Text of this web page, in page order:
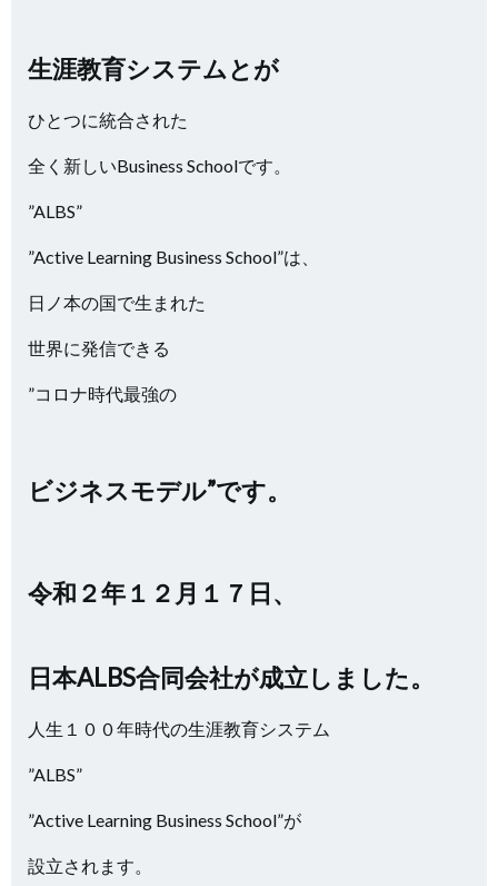
生涯教育システムとが
ひとつに統合された
全く新しいBusiness Schoolです。
”ALBS”
”Active Learning Business School”は、
日ノ本の国で生まれた
世界に発信できる
”コロナ時代最強の
ビジネスモデル”です。
令和２年１２月１７日、
日本ALBS合同会社が成立しました。
人生１００年時代の生涯教育システム
”ALBS”
”Active Learning Business School”が
設立されます。